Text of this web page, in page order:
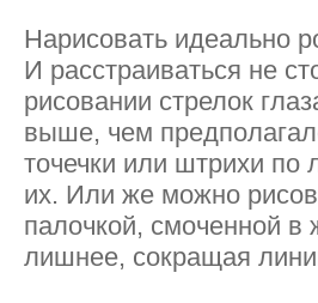
Нарисовать идеально
И расстраиваться не
рисовании стрелок
выше, чем
точечки или штрихи по
их. Или же можно
палочкой, смоченной в
лишнее, сокращая